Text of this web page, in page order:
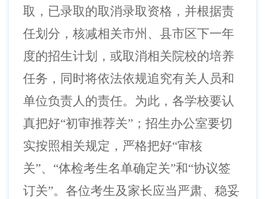
取，已录取的取消录取资格，并根据责
任划分，核减相关市州、县市区下一年
度的招生计划，或取消相关院校的培养
任务，同时将依法依规追究有关人员和
单位负责人的责任。为此，各学校要认
真把好“初审推荐关”；招生办公室要切
实按照相关规定，严格把好“审核
关”、“体检考生名单确定关”和“协议签
订关”。各位考生及家长应当严肃、稳妥